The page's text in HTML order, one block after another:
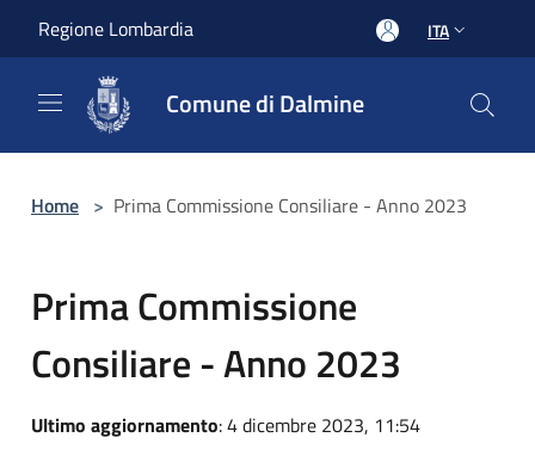
Regione Lombardia ITA
Comune di Dalmine
Home > Prima Commissione Consiliare - Anno 2023
Prima Commissione
Consiliare - Anno 2023
Ultimo aggiornamento: 4 dicembre 2023, 11:54